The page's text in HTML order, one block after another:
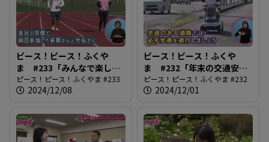
ピース！ピース！ふくや
ま #233「みんなで楽しも
う！ふくやまマラソン」
ピース！ピース！ふくやま #233
2024/12/08
ピース！ピース！ふくや
ま #232「年末の交通安
全」
ピース！ピース！ふくやま #232
2024/12/01